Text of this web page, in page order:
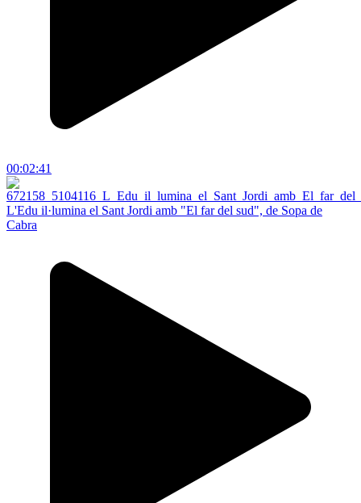
00:02:41
L'Edu il·lumina el Sant Jordi amb "El far del sud", de Sopa de
Cabra